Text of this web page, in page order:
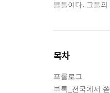
물들이다. 그들
목차
프롤로그
부록_전국에서